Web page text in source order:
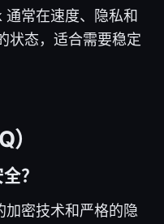
常在速度、隐私和
状态，适合需要稳定
？
密技术和严格的隐